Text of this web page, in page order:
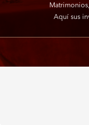
Aquí sus